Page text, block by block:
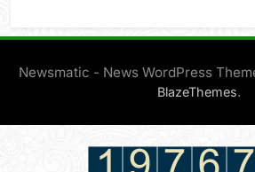
Newsmatic - News WordPress
BlazeThemes.